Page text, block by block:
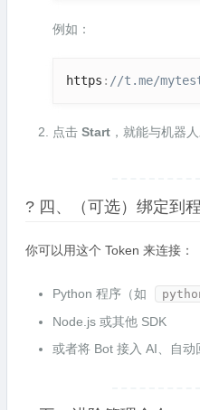
例如：
https : //t.me/
点击 Start ，就能与机器人
? 四、（可选）绑定到
你可以用这个 Token 来连接：
Python 程序（如
Node.js 或其他 SDK
或者将 Bot 接入 AI、自动